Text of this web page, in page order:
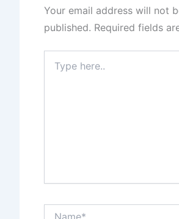
Your email address will not
published. Required fields
here..